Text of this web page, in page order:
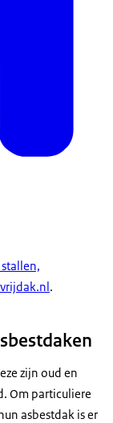
.
zijn oud en
Om particuliere
asbestdak is er